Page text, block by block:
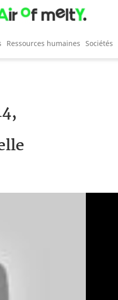
Ressources humaines Sociétés